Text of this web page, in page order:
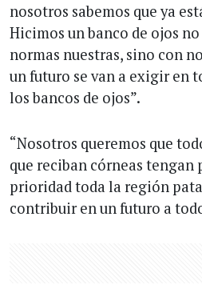
nosotros sabemos que ya
Hicimos un banco de ojos
normas nuestras, sino con
un futuro se van a exigir en
los bancos de ojos”.
“Nosotros queremos que
que reciban córneas tengan
prioridad toda la región
contribuir en un futuro a